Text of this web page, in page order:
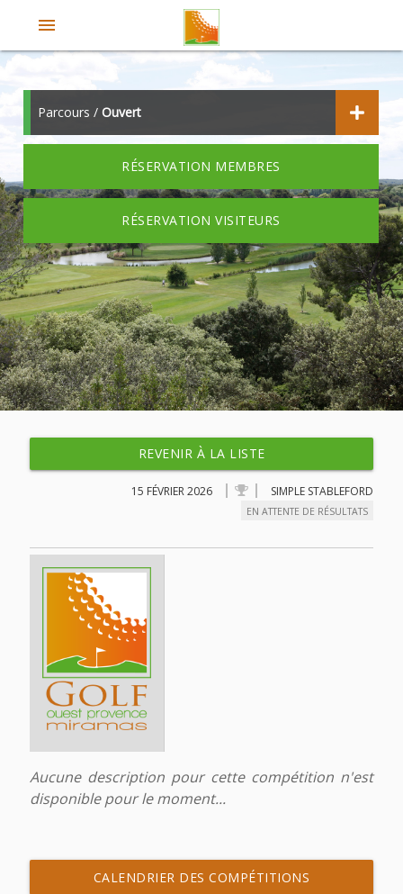
menu
Parcours / Ouvert
RÉSERVATION MEMBRES
RÉSERVATION VISITEURS
REVENIR À LA LISTE
15 FÉVRIER 2026 SIMPLE STABLEFORD
EN ATTENTE DE RÉSULTATS
Aucune description pour cette compétition n'est
disponible pour le moment...
CALENDRIER DES COMPÉTITIONS